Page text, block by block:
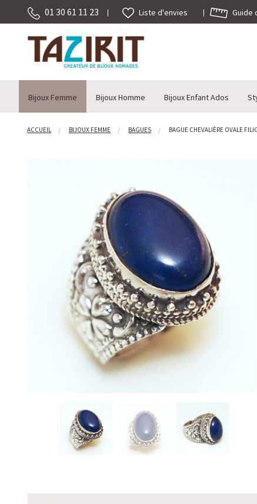
01 30 61 11 23 Liste d'envies Guide
Bijoux Femme Bijoux Homme Bijoux Enfant Ados
ACCUEIL BIJOUX FEMME BAGUES BAGUE CHEVALIÈRE OVALE